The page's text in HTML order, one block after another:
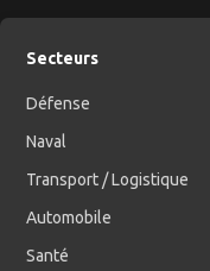
Secteurs
Défense
Naval
Transport / Logistique
Automobile
Santé